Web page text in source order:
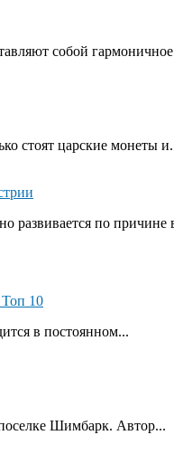
собой
стоят царские монеты
развивается по причине
10
в постоянном...
Шимбарк. Автор...